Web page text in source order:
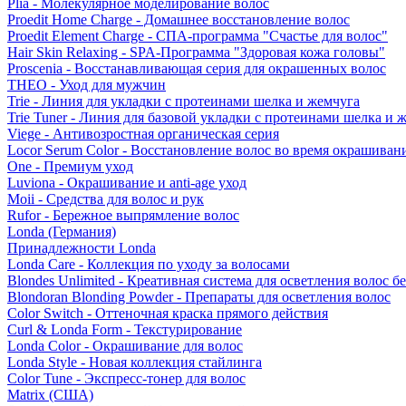
Plia - Молекулярное моделирование волос
Proedit Home Charge - Домашнее восстановление волос
Proedit Element Charge - СПА-программа "Счастье для волос"
Hair Skin Relaxing - SPA-Программа "Здоровая кожа головы"
Proscenia - Восстанавливающая серия для окрашенных волос
THEO - Уход для мужчин
Trie - Линия для укладки с протеинами шелка и жемчуга
Trie Tuner - Линия для базовой укладки с протеинами шелка и
Viege - Антивозростная органическая серия
Locor Serum Color - Восстановление волос во время
One - Премиум уход
Luviona - Окрашивание и anti-age уход
Moii - Средства для волос и рук
Rufor - Бережное выпрямление волос
Londa (Германия)
Принадлежности Londa
Londa Care - Коллекция по уходу за волосами
Blondes Unlimited - Креативная система для осветления волос
Blondoran Blonding Powder - Препараты для осветления волос
Color Switch - Оттеночная краска прямого действия
Curl & Londa Form - Текстурирование
Londa Color - Окрашивание для волос
Londa Style - Новая коллекция стайлинга
Color Tune - Экспресс-тонер для волос
Matrix (США)